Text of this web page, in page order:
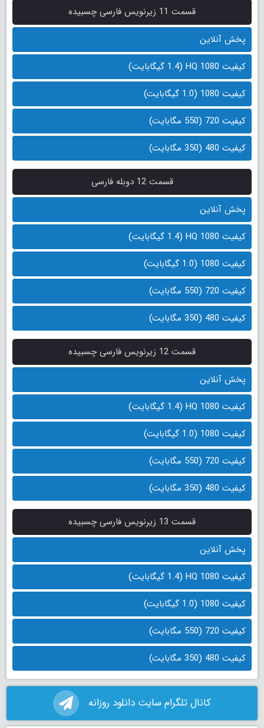
قسمت 11 زیرنویس فارسی چسبیده
پخش آنلاین
کیفیت 1080 HQ (1.4 گیگابایت)
کیفیت 1080 (1.0 گیگابایت)
کیفیت 720 (550 مگابایت)
کیفیت 480 (350 مگابایت)
قسمت 12 دوبله فارسی
پخش آنلاین
کیفیت 1080 HQ (1.4 گیگابایت)
کیفیت 1080 (1.0 گیگابایت)
کیفیت 720 (550 مگابایت)
کیفیت 480 (350 مگابایت)
قسمت 12 زیرنویس فارسی چسبیده
پخش آنلاین
کیفیت 1080 HQ (1.4 گیگابایت)
کیفیت 1080 (1.0 گیگابایت)
کیفیت 720 (550 مگابایت)
کیفیت 480 (350 مگابایت)
قسمت 13 زیرنویس فارسی چسبیده
پخش آنلاین
کیفیت 1080 HQ (1.4 گیگابایت)
کیفیت 1080 (1.0 گیگابایت)
کیفیت 720 (550 مگابایت)
کیفیت 480 (350 مگابایت)
کانال تلگرام سایت دانلود روزانه